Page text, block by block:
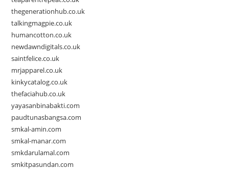
thegenerationhub.co.uk
talkingmagpie.co.uk
humancotton.co.uk
newdawndigitals.co.uk
saintfelice.co.uk
mrjapparel.co.uk
kinkycatalog.co.uk
thefaciahub.co.uk
yayasanbinabakti.com
paudtunasbangsa.com
smkal-amin.com
smkal-manar.com
smkdarulamal.com
smkitpasundan.com